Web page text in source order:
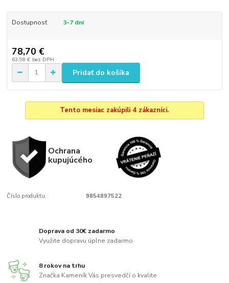
Dostupnosť 3-7 dni
78,70 €
63,98 € bez DPH
Pridať do košíka
Tento mesiac zakúpili 4 zákazníci.
Ochrana
kupujúcého
Číslo produktu: 9854897522
Doprava od 30€ zadarmo
Využite dopravu úplne zadarmo
8 rokov na trhu
Značka Kameník Vás presvedčí o kvalite